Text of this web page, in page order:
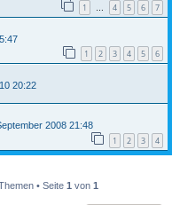
1 … 4 5 6 7
1 2 3 4 5 6
20:22
2008 21:48
1 2 3 4
• Seite 1 von 1